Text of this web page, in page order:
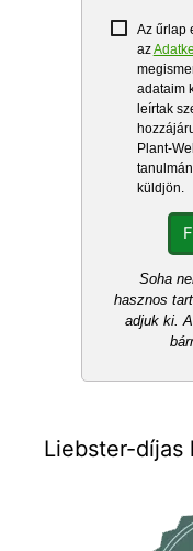
Az űrlap
az
adataim
leírtak
Plant-
küldjön.
Soha
hasznos
adjuk ki.
Liebster-díjas